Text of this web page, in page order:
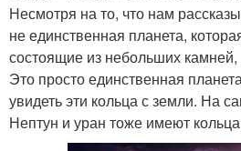
Несмотря на то, что нам
не единственная планета,
состоящие из небольших камней,
Это просто единственная
увидеть эти кольца с земли. На
Нептун и уран тоже имеют